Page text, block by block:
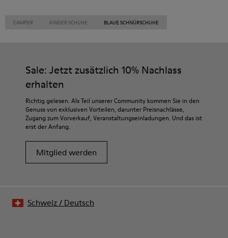
CAMPER KINDER SCHUHE BLAUE SCHNÜRSCHUHE
Sale: Jetzt zusätzlich 10% Nachlass
erhalten
Richtig gelesen. Als Teil unserer Community kommen Sie in den
Genuss von exklusiven Vorteilen, darunter Preisnachlässe,
Zugang zum Vorverkauf, Veranstaltungseinladungen. Und das ist
erst der Anfang.
Mitglied werden
Schweiz/ Deutsch